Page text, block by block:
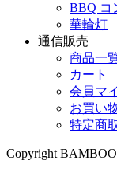
BBQ コ
華輪灯
通信販売
商品一
カート
会員マ
お買い
特定商
Copyright